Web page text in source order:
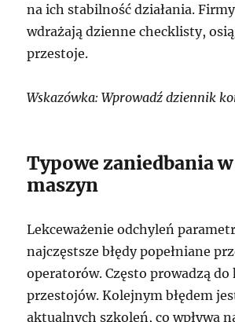
na ich stabilność działania.
wdrażają dzienne checklisty,
przestoje.
Wskazówka: Wprowadź dziennik
Typowe zaniedbania w
maszyn
Lekceważenie odchyleń
najczęstsze błędy popełniane
operatorów. Często prowadzą
przestojów. Kolejnym błędem
aktualnych szkoleń, co wpływa